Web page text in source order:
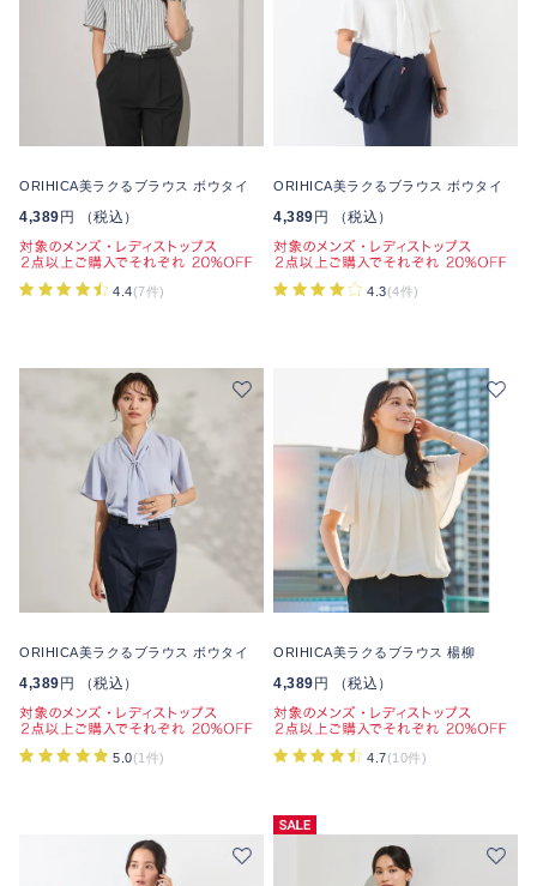
ORIHICA美ラクるブラウス ボウタイ
4,389 円 （税込）
4.4(7件)
ORIHICA美ラクるブラウス ボウタイ
4,389 円 （税込）
4.3(4件)
ORIHICA美ラクるブラウス ボウタイ
4,389 円 （税込）
5.0(1件)
ORIHICA美ラクるブラウス 楊柳
4,389 円 （税込）
4.7(10件)